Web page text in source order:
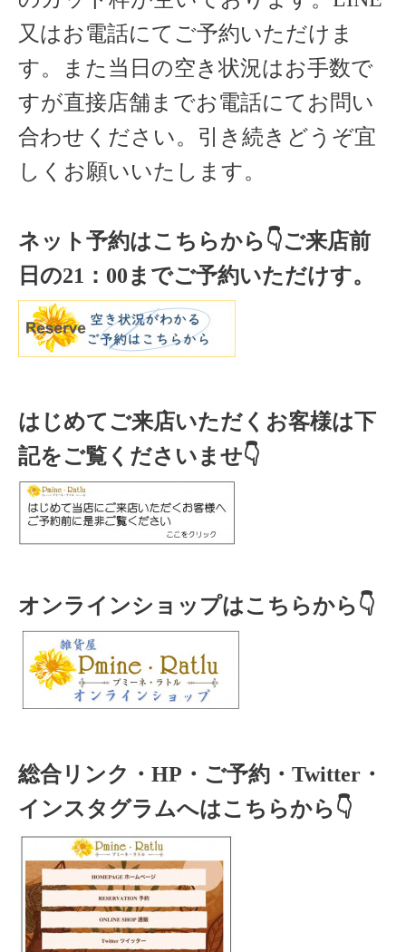
又はお電話にてご予約いただけま
す。また当日の空き状況はお手数で
すが直接店舗までお電話にてお問い
合わせください。引き続きどうぞ宜
しくお願いいたします。
ネット予約はこちらから👇ご来店前
日の21 ： 00までご予約いただけす。
はじめてご来店いただくお客様は下
記をご覧くださいませ👇
オンラインショップはこちらから👇
総合リンク・HP・ご予約・Twitter・
インスタグラムへはこちらから👇